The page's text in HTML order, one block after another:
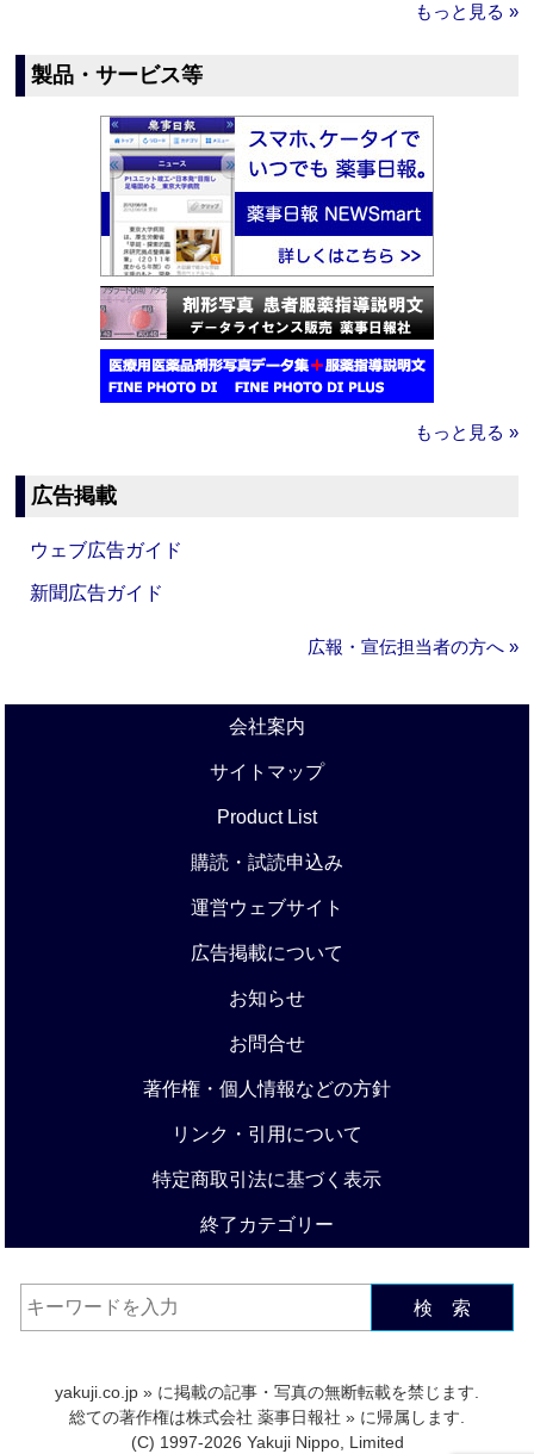
もっと見る »
製品・サービス等
もっと見る »
広告掲載
ウェブ広告ガイド
新聞広告ガイド
広報・宣伝担当者の方へ »
会社案内
サイトマップ
Product List
購読・試読申込み
運営ウェブサイト
広告掲載について
お知らせ
お問合せ
著作権・個人情報などの方針
リンク・引用について
特定商取引法に基づく表示
終了カテゴリー
検 索
yakuji.co.jp » に掲載の記事・写真の無断転載を禁じます.
総ての著作権は株式会社 薬事日報社 » に帰属します.
(C) 1997-2026 Yakuji Nippo, Limited